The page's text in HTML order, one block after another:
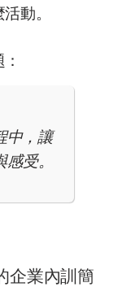
動。
中，讓
受。
企業內訓簡